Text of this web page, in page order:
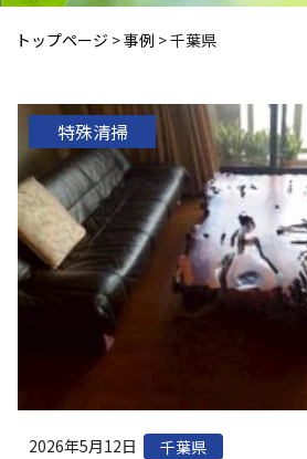
トップページ >事例 >千葉県
特殊清掃
2026年5月12日 千葉県